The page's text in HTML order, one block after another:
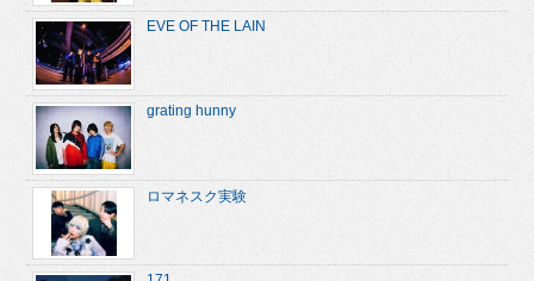
EVE OF THE LAIN
grating hunny
ロマネスク実験